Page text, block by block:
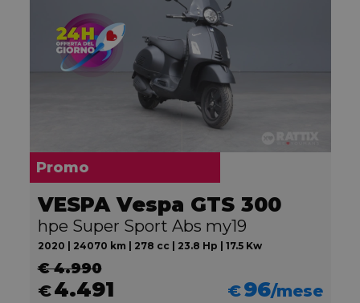
Promo
VESPA Vespa GTS 300
hpe Super Sport Abs my19
2020 | 24070 km | 278 cc | 23.8 Hp | 17.5 Kw
€ 4.990
€4.491 €96/mese